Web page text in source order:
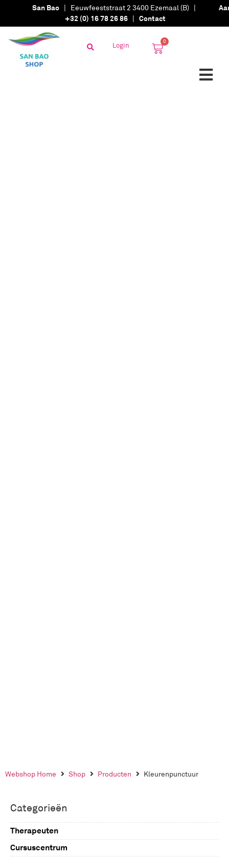
San Bao | Eeuwfeeststraat 2 3400 Ezemaal (B) |
+32 (0) 16 78 26 86 | Contact
Login 0
Webshop Home Shop Producten Kleurenpunctuur
Categorieën
Therapeuten
Cursuscentrum